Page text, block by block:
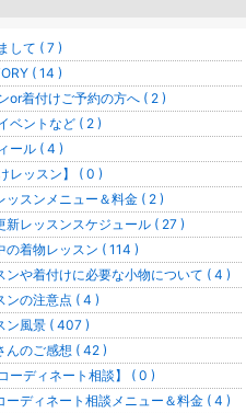
して ( 7 )
( 14 )
or着付けご予約の方へ ( 2 )
ベントなど ( 2 )
ール ( 4 )
レッスン】 ( 0 )
ッスンメニュー＆料金 ( 2 )
新レッスンスケジュール ( 27 )
の着物レッスン ( 114 )
ンや着付けに必要な小物について ( 4 )
ンの注意点 ( 4 )
ン風景 ( 407 )
んのご感想 ( 42 )
コーディネート相談】 ( 0 )
ーディネート相談メニュー＆料金 ( 4 )